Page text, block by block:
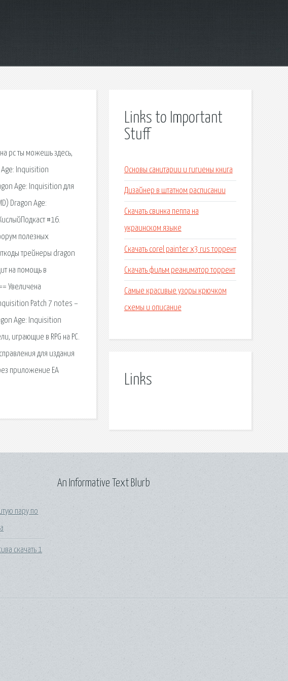
pc ты можешь здесь,
Age: Inquisition
Age: Inquisition для
Dragon Age:
#16.
полезных
трейнеры dragon
на помощь в
Увеличена
Patch 7 notes –
Age: Inquisition
играющие в RPG на PC.
для издания
приложение EA
Links to Important
Stuff
Основы санитарии и гигиены книга
Дизайнер в штатном расписании
Скачать свинка пеппа на
украинском языке
Скачать corel painter x3 rus торрент
Скачать фильм реаниматор торрент
Самые красивые узоры крючком
схемы и описание
Links
пару по
скачать 1
An Informative Text Blurb